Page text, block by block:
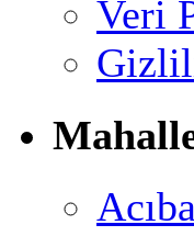
Veri